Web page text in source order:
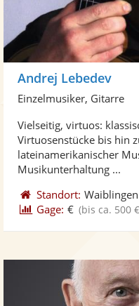
Andrej Lebedev
Einzelmusiker, Gitarre
Vielseitig, virtuos:
Virtuosenstücke bis hin
lateinamerikanischer
Musikunterhaltung ...
Standort: Waiblingen
Gage: € (bis ca. 500